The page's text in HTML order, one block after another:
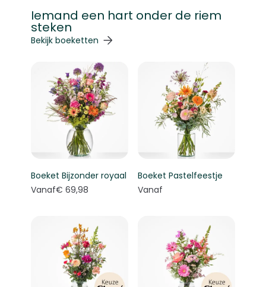
Iemand een hart onder de riem
steken
Navigeren door de elementen van de carrousel is
Druk om carrousel over te slaan
Bekijk boeketten
Boeket Bijzonder royaal
Vanaf€ 69,98
Boeket Pastelfeestje
Vanaf